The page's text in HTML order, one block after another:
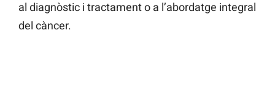
al diagnòstic i tractament o a l’abordatge integral
del càncer.